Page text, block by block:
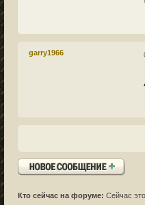
garry1966
Ответить
Кто сейчас на форуме: Сейчас